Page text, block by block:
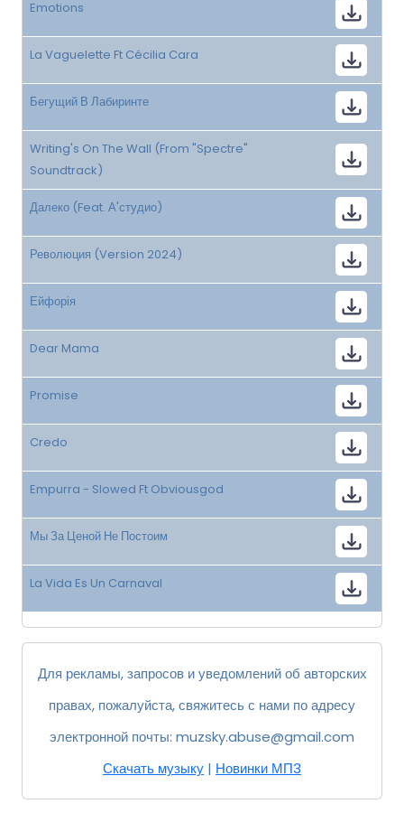
Emotions
La Vaguelette Ft Cécilia Cara
Бегущий В Лабиринте
Writing's On The Wall (From "Spectre"
Soundtrack)
Далеко (Feat. А'студио)
Революция (Version 2024)
Ейфорія
Dear Mama
Promise
Credo
Empurra - Slowed Ft Obviousgod
Мы За Ценой Не Постоим
La Vida Es Un Carnaval
Для рекламы, запросов и уведомлений об авторских
правах, пожалуйста, свяжитесь с нами по адресу
электронной почты: muzsky.abuse@gmail.com
Скачать музыку | Новинки МП3